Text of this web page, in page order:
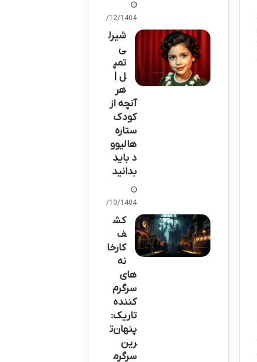
03/12/1404
شیرل
ی
تمپ
ل |
هر
آنچه از
کودک
ستاره
هالیوو
د باید
بدانید
07/10/1404
کش
ف
کارخا
نه
های
سرگرم
کننده
تاریک:
پنهان‌ت
رین
سرگرم